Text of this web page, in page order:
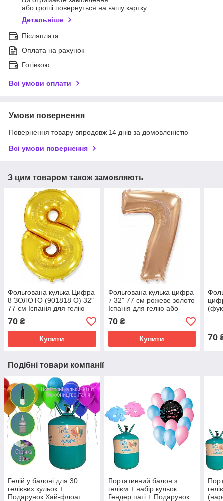
або гроші повернуться на вашу картку
Детальніше
Післяплата
Оплата на рахунок
Готівкою
Всі умови оплати
Умови повернення
Повернення товару впродовж 14 днів за домовленістю
Всі умови повернення
З цим товаром також замовляють
Фольгована кулька Цифра
8 ЗОЛОТО (901818 O) 32"
77 см Іспанія для гелію
або повітря
70 ₴
Купити
Фольгована кулька цифра
7 32" 77 см рожеве золото
Іспанія для гелію або
повітря
70₴
Купити 70
Подібні товари компанії
Гелій у балоні для 30
гелієвих кульок +
Подарунок Хай-флоат
Портативний балон з
гелієм + набір кульок
Гендер паті + Подарунок